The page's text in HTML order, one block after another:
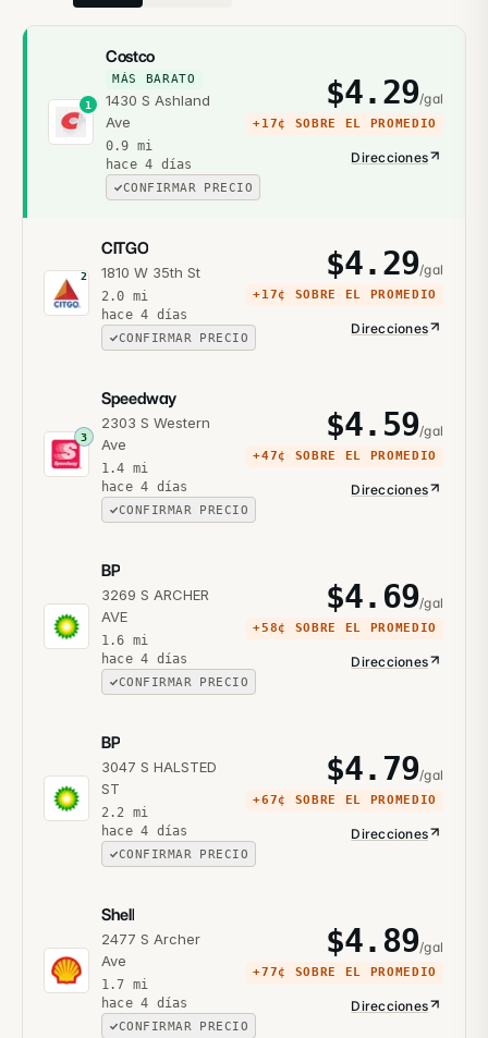
1
Costco
MÁS BARATO
1430 S Ashland
Ave
0.9 mi
hace 4 días
CONFIRMAR PRECIO
$4.29/gal
+17¢ SOBRE EL PROMEDIO
Direcciones
2
CITGO
1810 W 35th St
2.0 mi
hace 4 días
CONFIRMAR PRECIO
$4.29/gal
+17¢ SOBRE EL PROMEDIO
Direcciones
3
Speedway
2303 S Western
Ave
1.4 mi
hace 4 días
CONFIRMAR PRECIO
$4.59/gal
+47¢ SOBRE EL PROMEDIO
Direcciones
BP
3269 S ARCHER
AVE
1.6 mi
hace 4 días
CONFIRMAR PRECIO
$4.69/gal
+58¢ SOBRE EL PROMEDIO
Direcciones
BP
3047 S HALSTED
ST
2.2 mi
hace 4 días
CONFIRMAR PRECIO
$4.79/gal
+67¢ SOBRE EL PROMEDIO
Direcciones
Shell
2477 S Archer
Ave
1.7 mi
hace 4 días
CONFIRMAR PRECIO
$4.89/gal
+77¢ SOBRE EL PROMEDIO
Direcciones